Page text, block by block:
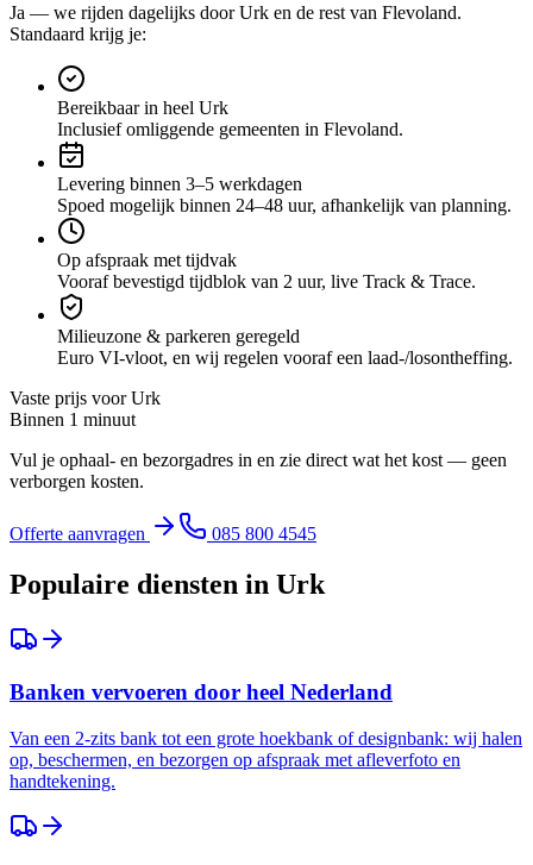
Ja — we rijden dagelijks doorUrk en de rest van Flevoland.
Standaard krijg je:
Bereikbaar in heel Urk
Inclusief omliggende gemeenten in Flevoland.
Levering binnen 3–5 werkdagen
Spoed mogelijk binnen 24–48 uur, afhankelijk van planning.
Op afspraak met tijdvak
Vooraf bevestigd tijdblok van 2 uur, live Track & Trace.
Milieuzone & parkeren geregeld
Euro VI-vloot, en wij regelen vooraf een laad-/losontheffing.
Vaste prijs voorUrk
Binnen 1 minuut
Vul je ophaal- en bezorgadres in en zie direct wat het kost — geen
verborgen kosten.
Offerte aanvragen 085 800 4545
Populaire diensten in Urk
Banken vervoeren door heel Nederland
Van een 2-zits bank tot een grote hoekbank of designbank: wij halen
op, beschermen, en bezorgen op afspraak met afleverfoto en
handtekening.